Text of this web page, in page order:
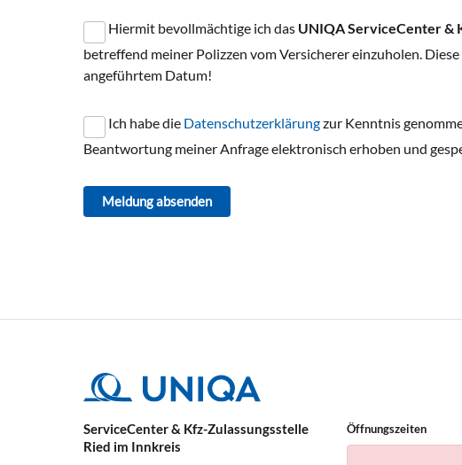
Hiermit bevollmächtige ich das UNIQA ServiceCenter &
betreffend meiner Polizzen vom Versicherer einzuholen.
angeführtem Datum!
Ich habe die Datenschutzerklärungzur Kenntnis
Beantwortung meiner Anfrage elektronisch erhoben und
Meldung absenden
ServiceCenter & Kfz-Zulassungsstelle
Ried im Innkreis
Öffnungszeiten